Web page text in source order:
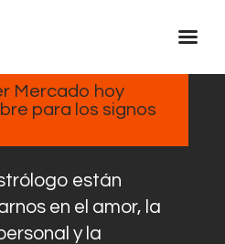
Mercado hoy
para los signos
están
en el amor, la
y la